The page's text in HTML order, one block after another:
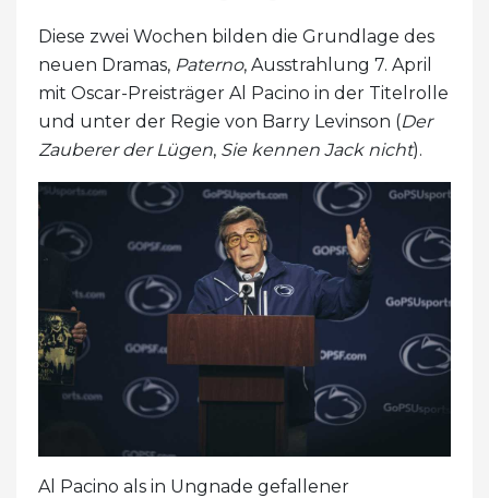
Diese zwei Wochen bilden die Grundlage des
neuen Dramas, Paterno, Ausstrahlung 7. April
mit Oscar-Preisträger Al Pacino in der Titelrolle
und unter der Regie von Barry Levinson (Der
Zauberer der Lügen, Sie kennen Jack nicht).
Al Pacino als in Ungnade gefallener